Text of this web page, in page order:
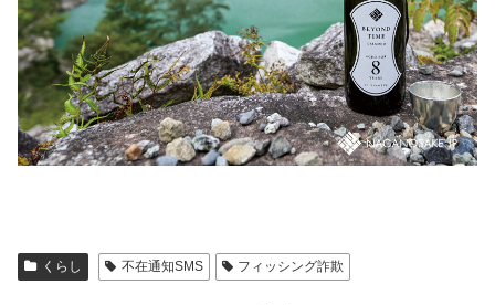
くらし 不在通知SMS フィッシング詐欺